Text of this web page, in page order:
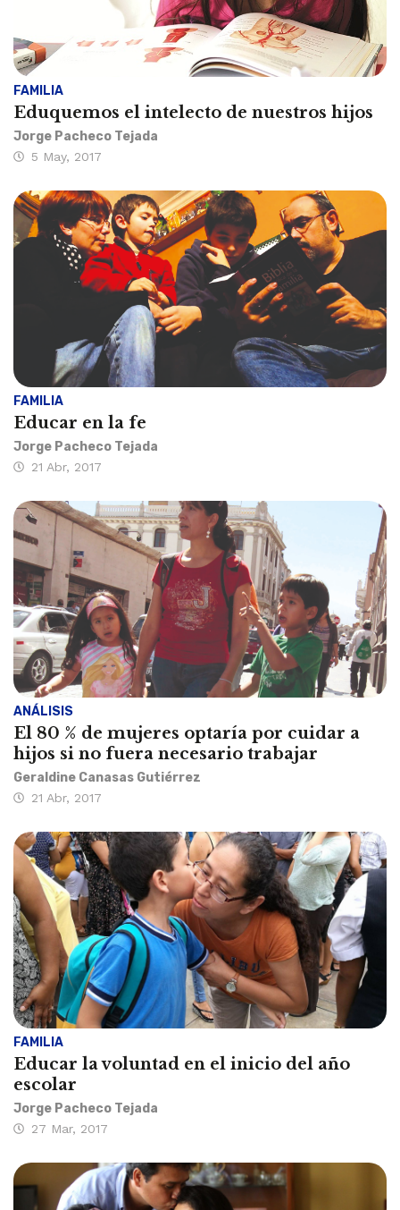
FAMILIA
Eduquemos el intelecto de nuestros hijos
Jorge Pacheco Tejada
5 May, 2017
FAMILIA
Educar en la fe
Jorge Pacheco Tejada
21 Abr, 2017
ANÁLISIS
El 80 % de mujeres optaría por cuidar a
hijos si no fuera necesario trabajar
Geraldine Canasas Gutiérrez
21 Abr, 2017
FAMILIA
Educar la voluntad en el inicio del año
escolar
Jorge Pacheco Tejada
27 Mar, 2017